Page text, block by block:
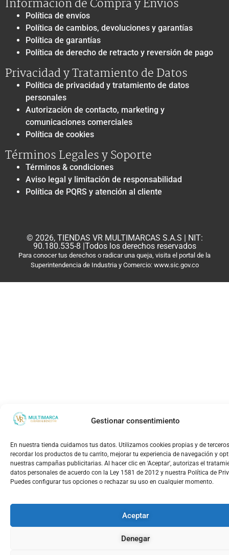
Gestionar consentimiento
En nuestra tienda cuidamos tus datos. Utilizamos cookies propias y de
recordar los productos de tu carrito, mejorar tu experiencia de navegación y
nuestras campañas publicitarias. Al hacer clic en 'Aceptar', autorizas el
datos personales de acuerdo con la Ley 1581 de 2012 y nuestra Política de
Puedes configurar tus opciones o rechazar su uso en cualquier momento.
Aceptar
Denegar
Información de Compra y Envíos
Política de envíos
Política de cambios, devoluciones y garantías
Política de garantías
Política de derecho de retracto y reversión de pago
Privacidad y Tratamiento de Datos
Política de privacidad y tratamiento de datos
personales
Autorización de contacto, marketing y
comunicaciones comerciales
Política de cookies
Términos Legales y Soporte
Términos & condiciones
Aviso legal y limitación de responsabilidad
Política de PQRS y atención al cliente
© 2026, TIENDAS VR MULTIMARCAS S.A.S | NIT:
90.180.535-8 |Todos los derechos reservados
Para conocer tus derechos o radicar una queja, visita el portal de la
Superintendencia de Industria y Comercio: www.sic.gov.co